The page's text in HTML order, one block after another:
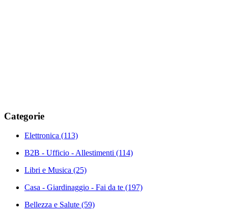
Categorie
Elettronica (113)
B2B - Ufficio - Allestimenti (114)
Libri e Musica (25)
Casa - Giardinaggio - Fai da te (197)
Bellezza e Salute (59)